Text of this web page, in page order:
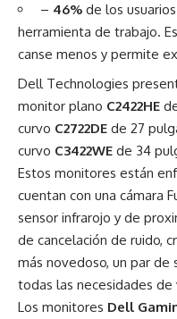
– 46% de los
herramienta de trabajo.
canse menos y permite
Dell Technologies
monitor plano C2422HE
curvo C2722DE de 27
curvo C3422WE de 34
Estos monitores están
cuentan con una cámara
sensor infrarojo y de
de cancelación de ruido,
más novedoso, un par
todas las necesidades
Los monitores Dell